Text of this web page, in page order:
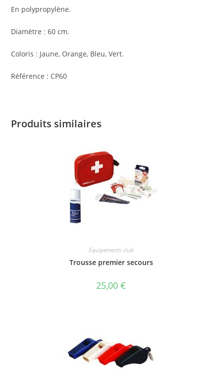
En polypropylène.
Diamètre : 60 cm.
Coloris : Jaune, Orange, Bleu, Vert.
Référence : CP60
Produits similaires
Equipements club
Trousse premier secours
25,00 €